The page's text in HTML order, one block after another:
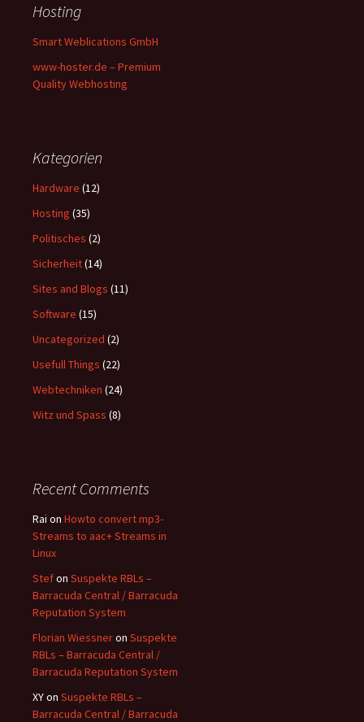
Hosting
Smart Weblications GmbH
www-hoster.de – Premium
Quality Webhosting
Kategorien
Hardware (12)
Hosting (35)
Politisches (2)
Sicherheit(14)
Sites and Blogs (11)
Software (15)
Uncategorized (2)
Usefull Things (22)
Webtechniken (24)
Witz und Spass (8)
Recent Comments
Rai on Howto convert mp3-
Streams to aac+ Streams in
Linux
Stefon Suspekte RBLs –
Barracuda Central / Barracuda
Reputation System
Florian Wiessneron Suspekte
RBLs – Barracuda Central /
Barracuda Reputation System
XYon Suspekte RBLs –
Barracuda Central / Barracuda